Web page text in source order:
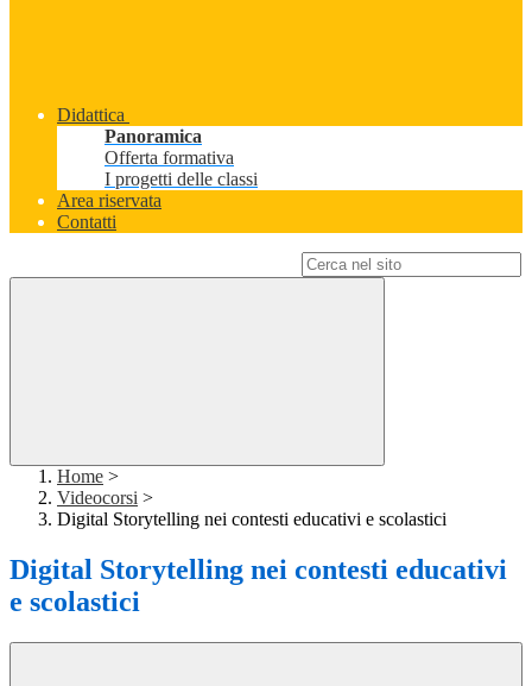
Didattica
Panoramica
Offerta formativa
I progetti delle classi
Area riservata
Contatti
Home >
Videocorsi >
Digital Storytelling nei contesti educativi e scolastici
Digital Storytelling nei contesti educativi
e scolastici